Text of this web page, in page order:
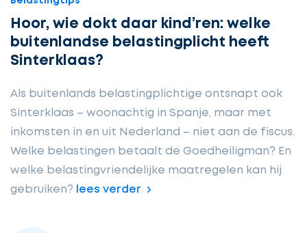
Hoor, wie dokt daar kind’ren: welke
buitenlandse belastingplicht heeft
Sinterklaas?
Als buitenlands belastingplichtige ontsnapt ook
Sinterklaas – woonachtig in Spanje, maar met
inkomsten in en uit Nederland – niet aan de fiscus.
Welke belastingen betaalt de Goedheiligman? En
welke belastingvriendelijke maatregelen kan hij
gebruiken? lees verder